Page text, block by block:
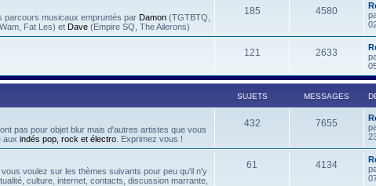
parcours musicaux empruntés par Damon (TGTBTQ,
Fat Les) et Dave (Empire SQ, The Ailerons)
185 4580
121 2633
SUJETS MESSAGES
pas pour objet blur mais d'autres artistes que vous
aux indés pop, rock et électro . Exprimez vous !
432 7655
voulez sur les thèmes suivants pour peu qu'il n'y
culture, internet, contacts, discussion marrante,
61 4134